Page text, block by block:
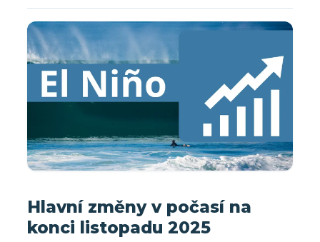
Hlavní změny v počasí na
konci listopadu 2025